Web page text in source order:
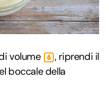
volume 6 , riprendi il
boccale della